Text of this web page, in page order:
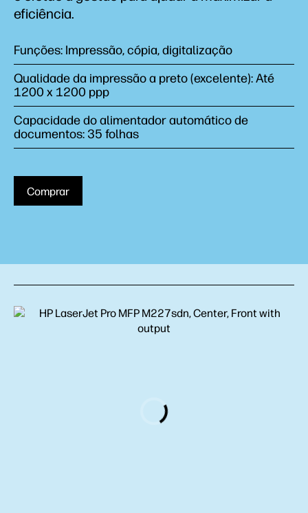
eficiência.
Funções: Impressão, cópia, digitalização
Qualidade da impressão a preto (excelente): Até
1200 x 1200 ppp
Capacidade do alimentador automático de
documentos: 35 folhas
Comprar